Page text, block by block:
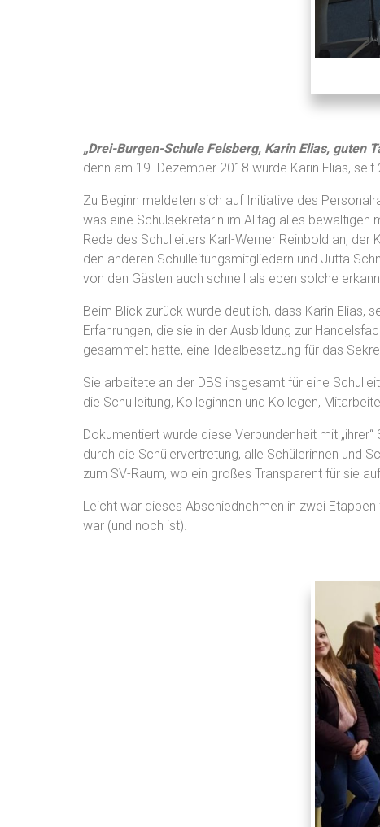
„Drei-Burgen-Schule Felsberg, Karin Elias, guten
denn am 19. Dezember 2018 wurde Karin Elias,
Zu Beginn meldeten sich auf Initiative des
was eine Schulsekretärin im Alltag alles
Rede des Schulleiters Karl-Werner Reinbold an, der
den anderen Schulleitungsmitgliedern und Jutta
von den Gästen auch schnell als eben solche
Beim Blick zurück wurde deutlich, dass Karin Elias,
Erfahrungen, die sie in der Ausbildung zur
gesammelt hatte, eine Idealbesetzung für das
Sie arbeitete an der DBS insgesamt für eine
die Schulleitung, Kolleginnen und Kollegen,
Dokumentiert wurde diese Verbundenheit mit
durch die Schülervertretung, alle Schülerinnen und
zum SV-Raum, wo ein großes Transparent für sie
Leicht war dieses Abschiednehmen in zwei
war (und noch ist).